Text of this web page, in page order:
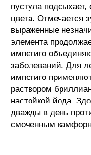
пустула подсыхает,
цвета. Отмечается
выраженные
элемента
импетиго
заболеваний. Для
импетиго
раствором
настойкой йода.
дважды в день
смоченным